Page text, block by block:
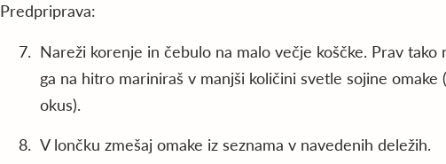
Predpriprava:
Nareži korenje in čebulo na malo večje koščke. Prav tako
ga na hitro mariniraš v manjši količini svetle sojine omake
okus).
V lončku zmešaj omake iz seznama v navedenih deležih.